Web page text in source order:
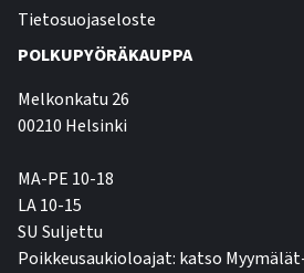
Tietosuojaseloste
POLKUPYÖRÄKAUPPA
Melkonkatu 26
00210 Helsinki
MA-PE 10-18
LA 10-15
SU Suljettu
Poikkeusaukioloajat: katso